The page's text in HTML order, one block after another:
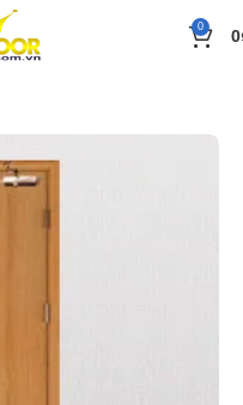
0 0
gỗ công nghiệp MDF Veneer